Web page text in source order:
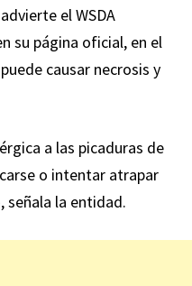
el WSDA
su página oficial, en el
causar necrosis y
a las picaduras de
o intentar atrapar
señala la entidad.